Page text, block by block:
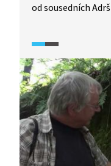
od sousedních
m.), na němž stojí
plánu slavného
Dietzenhofera.